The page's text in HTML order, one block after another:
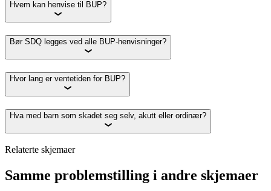
Hvem kan henvise til BUP?
Bør SDQ legges ved alle BUP-henvisninger?
Hvor lang er ventetiden for BUP?
Hva med barn som skadet seg selv, akutt eller ordinær?
Relaterte skjemaer
Samme problemstilling i andre skjemaer